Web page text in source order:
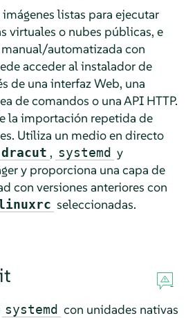
listas para ejecutar
virtuales o nubes públicas, e
automatizada con
acceder al instalador de
de una interfaz Web, una
de comandos o una API HTTP.
la importación repetida de
Utiliza un medio en directo
dracut , systemd y
y proporciona una capa de
con versiones anteriores con
seleccionadas.
systemd con unidades nativas